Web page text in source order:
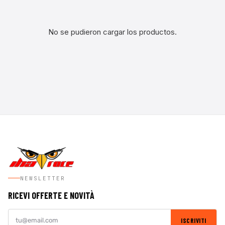
No se pudieron cargar los productos.
NEWSLETTER
RICEVI OFFERTE E NOVITÀ
ISCRIVITI